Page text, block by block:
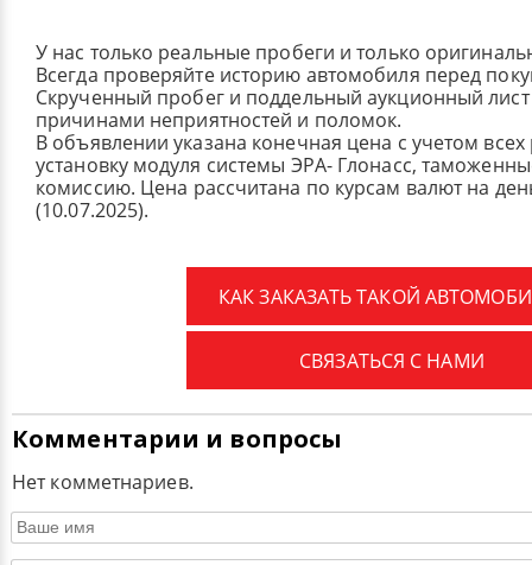
У нас только реальные пробеги и только
Всегда проверяйте историю автомобиля перед
Скрученный пробег и поддельный аукционный лист
причинами неприятностей и поломок.
В объявлении указана конечная цена с учетом
установку модуля системы ЭРА- Глонасс,
комиссию. Цена рассчитана по курсам валют на
(10.07.2025).
КАК ЗАКАЗАТЬ ТАКОЙ
СВЯЗАТЬСЯ С НАМИ
Комментарии и вопросы
Нет комметнариев.